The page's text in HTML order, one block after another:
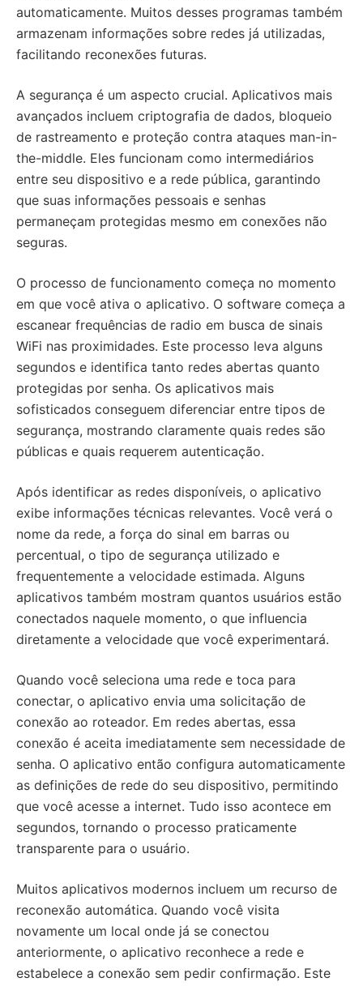
automaticamente. Muitos desses programas também
armazenam informações sobre redes já utilizadas,
facilitando reconexões futuras.
A segurança é um aspecto crucial. Aplicativos mais
avançados incluem criptografia de dados, bloqueio
de rastreamento e proteção contra ataques man-in-
the-middle. Eles funcionam como intermediários
entre seu dispositivo e a rede pública, garantindo
que suas informações pessoais e senhas
permaneçam protegidas mesmo em conexões não
seguras.
O processo de funcionamento começa no momento
em que você ativa o aplicativo. O software começa a
escanear frequências de radio em busca de sinais
WiFi nas proximidades. Este processo leva alguns
segundos e identifica tanto redes abertas quanto
protegidas por senha. Os aplicativos mais
sofisticados conseguem diferenciar entre tipos de
segurança, mostrando claramente quais redes são
públicas e quais requerem autenticação.
Após identificar as redes disponíveis, o aplicativo
exibe informações técnicas relevantes. Você verá o
nome da rede, a força do sinal em barras ou
percentual, o tipo de segurança utilizado e
frequentemente a velocidade estimada. Alguns
aplicativos também mostram quantos usuários estão
conectados naquele momento, o que influencia
diretamente a velocidade que você experimentará.
Quando você seleciona uma rede e toca para
conectar, o aplicativo envia uma solicitação de
conexão ao roteador. Em redes abertas, essa
conexão é aceita imediatamente sem necessidade de
senha. O aplicativo então configura automaticamente
as definições de rede do seu dispositivo, permitindo
que você acesse a internet. Tudo isso acontece em
segundos, tornando o processo praticamente
transparente para o usuário.
Muitos aplicativos modernos incluem um recurso de
reconexão automática. Quando você visita
novamente um local onde já se conectou
anteriormente, o aplicativo reconhece a rede e
estabelece a conexão sem pedir confirmação. Este